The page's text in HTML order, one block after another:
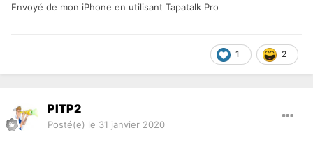
Envoyé de mon iPhone en utilisant Tapatalk Pro
1 2
PITP2
Posté(e) le 31 janvier 2020